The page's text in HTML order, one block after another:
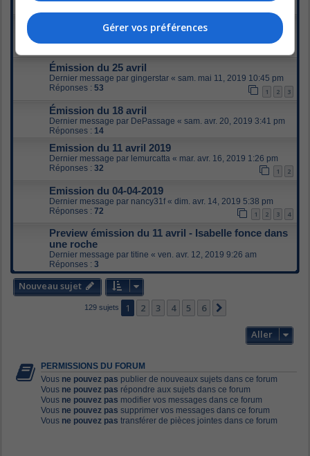
Nouvelles des anciens candidats
La Folichonne
ven. juin 14, 2019 9:32 pm
Réponses :50
Émission du 25 avril
Dernier message par gingerstar « sam. mai 11, 2019 10:45 pm
Réponses : 53 1 2 3
Émission du 18 avril
Dernier message par DePassage « sam. avr. 20, 2019 3:41 pm
Réponses : 14
Emission du 11 avril 2019
Dernier message par lemurcatta « mar. avr. 16, 2019 1:26 pm
Réponses : 32 1 2
Emission du 04-04-2019
Dernier message par nancy31f« dim. avr. 14, 2019 5:38 pm
Réponses : 72 1 2 3 4
Preview émission du 11 avril - Isabelle fonce dans
une roche
Dernier message par titine « ven. avr. 12, 2019 9:26 am
Réponses : 3
Nouveau sujet
129 sujets 1 2 3 4 5 6
Aller
PERMISSIONS DU FORUM
Vous ne pouvez pas publier de nouveaux sujets dans ce forum
Vous ne pouvez pas répondre aux sujets dans ce forum
Vous ne pouvez pas modifier vos messages dans ce forum
Vous ne pouvez pas supprimer vos messages dans ce forum
Vous ne pouvez pas transférer de pièces jointes dans ce forum
Gérer vos préférences